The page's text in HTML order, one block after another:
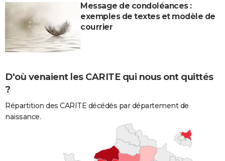
Message de condoléances :
exemples de textes et modèle de
courrier
D'où venaient les CARITE qui nous ont quittés
?
Répartition des CARITE décédés par département de
naissance.